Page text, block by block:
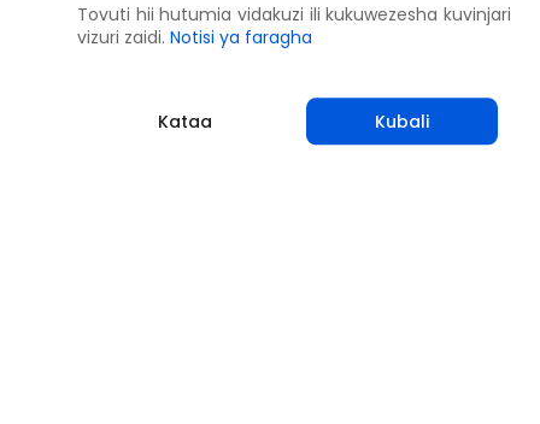
Tovuti hii hutumia vidakuzi ili kukuwezesha kuvinjari
vizuri zaidi. Notisi ya faragha
Kataa Kubali